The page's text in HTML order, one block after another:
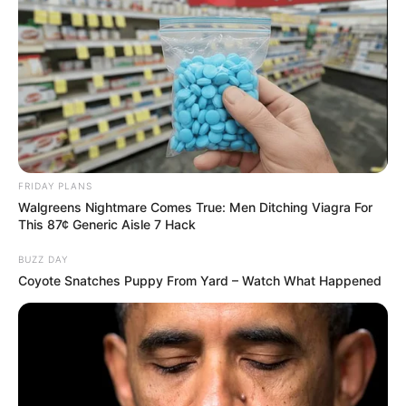
FALE CONOSCO
Nome
E-mail*
Mensagem*
FRIDAY PLANS
Walgreens Nightmare Comes True: Men Ditching Viagra For
This 87¢ Generic Aisle 7 Hack
BUZZ DAY
Coyote Snatches Puppy From Yard – Watch What Happened